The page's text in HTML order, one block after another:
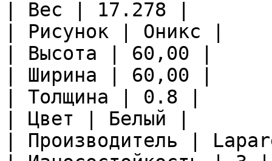
| Вес | 17.278 |
| Рисунок | Оникс |
| Высота | 60,00 |
| Ширина | 60,00 |
| Толщина | 0.8 |
| Цвет | Белый |
| Производитель |